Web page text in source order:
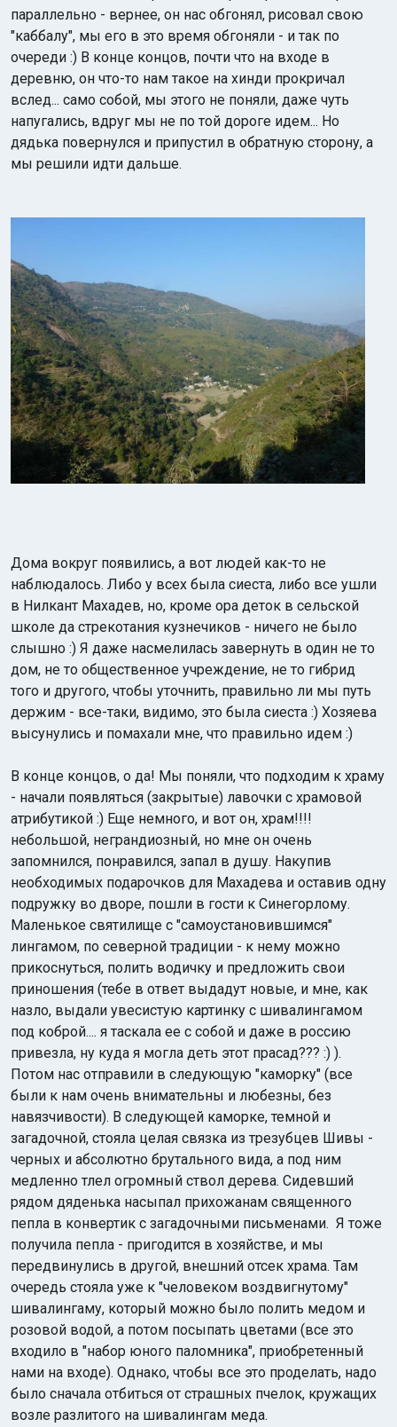
параллельно - вернее, он нас обгонял, рисовал свою
"каббалу", мы его в это время обгоняли - и так по
очереди :) В конце концов, почти что на входе в
деревню, он что-то нам такое на хинди прокричал
вслед... само собой, мы этого не поняли, даже чуть
напугались, вдруг мы не по той дороге идем... Но
дядька повернулся и припустил в обратную сторону, а
мы решили идти дальше.
Дома вокруг появились, а вот людей как-то не
наблюдалось. Либо у всех была сиеста, либо все ушли
в Нилкант Махадев, но, кроме ора деток в сельской
школе да стрекотания кузнечиков - ничего не было
слышно :) Я даже насмелилась завернуть в один не то
дом, не то общественное учреждение, не то гибрид
того и другого, чтобы уточнить, правильно ли мы путь
держим - все-таки, видимо, это была сиеста :) Хозяева
высунулись и помахали мне, что правильно идем :)
В конце концов, о да! Мы поняли, что подходим к храму
- начали появляться (закрытые) лавочки с храмовой
атрибутикой :) Еще немного, и вот он, храм!!!!
небольшой, неграндиозный, но мне он очень
запомнился, понравился, запал в душу. Накупив
необходимых подарочков для Махадева и оставив одну
подружку во дворе, пошли в гости к Синегорлому.
Маленькое святилище с "самоустановившимся"
лингамом, по северной традиции - к нему можно
прикоснуться, полить водичку и предложить свои
приношения (тебе в ответ выдадут новые, и мне, как
назло, выдали увесистую картинку с шивалингамом
под коброй.... я таскала ее с собой и даже в россию
привезла, ну куда я могла деть этот прасад??? :) ).
Потом нас отправили в следующую "каморку" (все
были к нам очень внимательны и любезны, без
навязчивости). В следующей каморке, темной и
загадочной, стояла целая связка из трезубцев Шивы -
черных и абсолютно брутального вида, а под ним
медленно тлел огромный ствол дерева. Сидевший
рядом дяденька насыпал прихожанам священного
пепла в конвертик с загадочными письменами. Я тоже
получила пепла - пригодится в хозяйстве, и мы
передвинулись в другой, внешний отсек храма. Там
очередь стояла уже к "человеком воздвигнутому"
шивалингаму, который можно было полить медом и
розовой водой, а потом посыпать цветами (все это
входило в "набор юного паломника", приобретенный
нами на входе). Однако, чтобы все это проделать, надо
было сначала отбиться от страшных пчелок, кружащих
возле разлитого на шивалингам меда.